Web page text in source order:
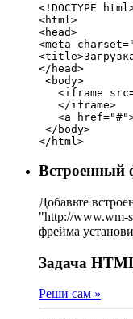
<!DOCTYPE
<html>
<head>
<meta
</head>
<body>
<iframe
   </iframe>
<a
</body>
</html>
Встроенный
Добавьте
"http://www.wm-
фрейма
Задача
Реши сам »